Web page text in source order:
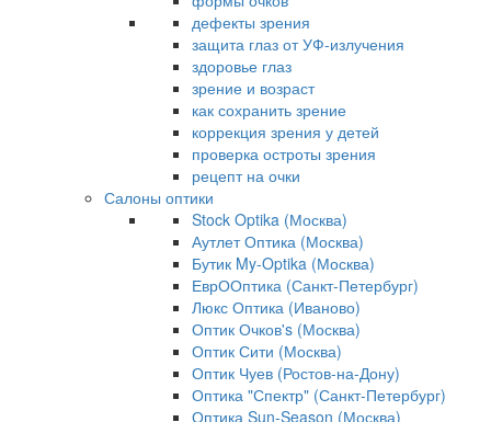
дефекты зрения
защита глаз от УФ-излучения
здоровье глаз
зрение и возраст
как сохранить зрение
коррекция зрения у детей
проверка остроты зрения
рецепт на очки
Салоны оптики
Stock Optika (Москва)
Аутлет Оптика (Москва)
Бутик My-Optika (Москва)
ЕврООптика (Санкт-Петербург)
Люкс Оптика (Иваново)
Оптик Очков's (Москва)
Оптик Сити (Москва)
Оптик Чуев (Ростов-на-Дону)
Оптика "Спектр" (Санкт-Петербург)
Оптика Sun-Season (Москва)